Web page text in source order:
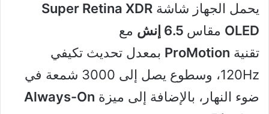
يحمل الجهاز شاشة Super Retina XDR
OLED مقاس 6.5 إنش
مع
تقنية ProMotion بمعدل تحديث تكيفي
120Hz، وسطوع يصل إلى 3000 شمعة في
ضوء النهار، بالإضافة إلى ميزة Always-On